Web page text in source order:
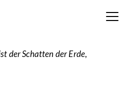
der Schatten der Erde,